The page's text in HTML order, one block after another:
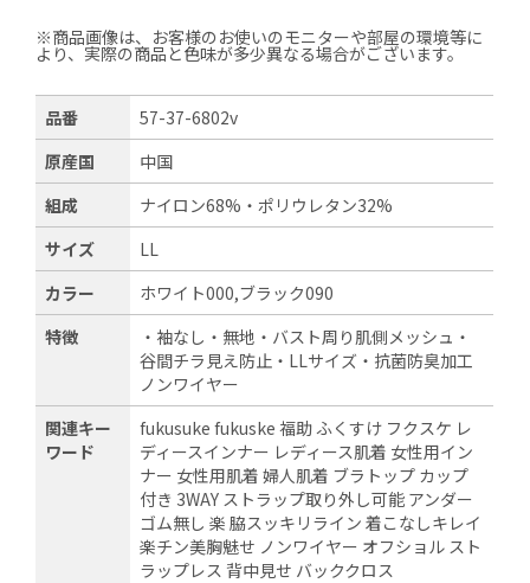
※商品画像は、お客様のお使いのモニターや部屋の環境等に
より、実際の商品と色味が多少異なる場合がございます。
品番
57-37-6802v
原産国
中国
組成
ナイロン68%・ポリウレタン32%
サイズ
LL
カラー
ホワイト000,ブラック090
特徴
・袖なし・無地・バスト周り肌側メッシュ・
谷間チラ見え防止・LLサイズ・抗菌防臭加工
ノンワイヤー
関連キー
ワード
fukusuke fukuske 福助 ふくすけ フクスケ レ
ディースインナー レディース肌着 女性用イン
ナー 女性用肌着 婦人肌着 ブラトップ カップ
付き 3WAY ストラップ取り外し可能 アンダー
ゴム無し 楽 脇スッキリライン 着こなしキレイ
楽チン美胸魅せ ノンワイヤー オフショル スト
ラップレス 背中見せ バッククロス